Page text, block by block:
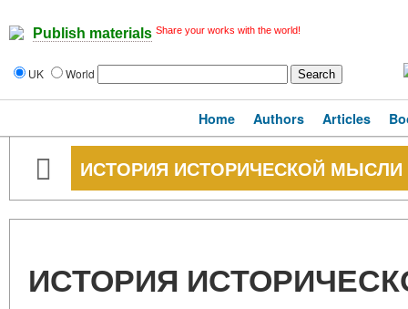
Publish materials Share your works with the world!
UK World
Home Authors Articles
ИСТОРИЯ ИСТОРИЧЕСКОЙ МЫСЛИ
ИСТОРИЯ